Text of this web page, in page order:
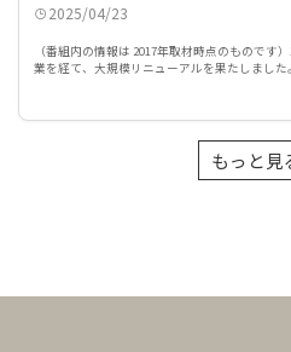
2025/04/23
（番組内の情報は 2017年取材時点のものです
業を経て、大規模リニューアルを果たしまし
もっと見